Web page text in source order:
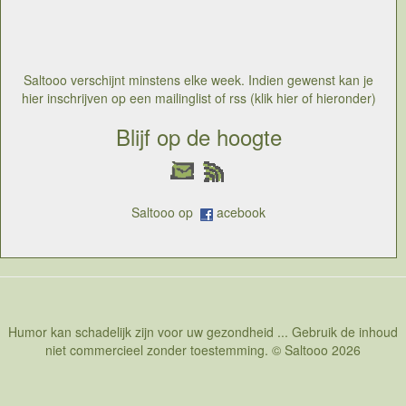
te staken en komen op voor hun rechten hoewel ze
daar keer op keer een aantal zwakkere groepen onder
de reizigers meet treffen en keer op keer ongestraft een
gijzeling organiseren
Saltooo verschijnt minstens elke week. Indien gewenst kan je
hier inschrijven op een mailinglist of rss (klik hier of hieronder)
Blijf op de hoogte
Saltooo op acebook
Humor kan schadelijk zijn voor uw gezondheid ... Gebruik de inhoud
niet commercieel zonder toestemming. © Saltooo 2026